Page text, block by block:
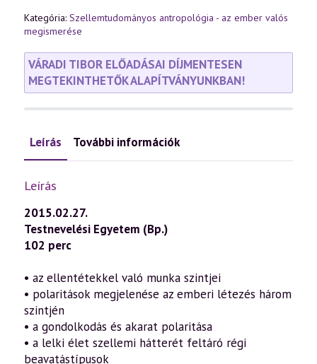
Kategória: Szellemtudományos antropológia - az ember valós
megismerése
VÁRADI TIBOR ELŐADÁSAI DÍJMENTESEN
MEGTEKINTHETŐK ALAPÍTVÁNYUNKBAN!
Leírás További információk
Leírás
2015.02.27.
Testnevelési Egyetem (Bp.)
102 perc
• az ellentétekkel való munka szintjei
• polaritások megjelenése az emberi létezés három
szintjén
• a gondolkodás és akarat polaritása
• a lelki élet szellemi hátterét feltáró régi
beavatástípusok